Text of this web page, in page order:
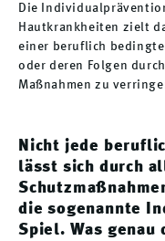
Die
Hautkrankheiten zielt
einer beruflich
oder deren Folgen
Maßnahmen zu
Nicht jede
lässt sich durch
die sogenannte
Spiel. Was genau